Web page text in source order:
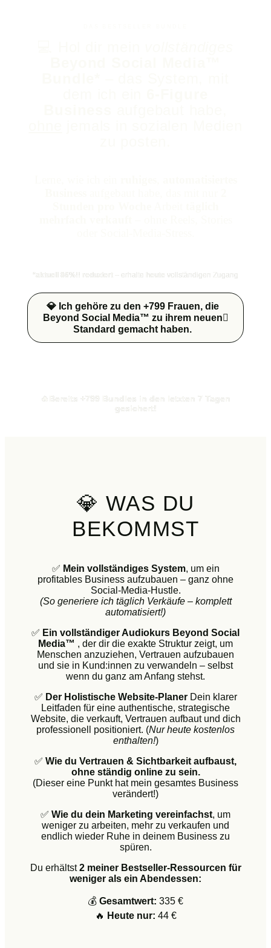
*aktuell 86%!! reduziert – erhalte heute vollständigen Zugang
💎 Ich gehöre zu den +799 Frauen, die
Beyond Social Media™ zu ihrem neuen
Standard gemacht haben.
🔥Bereits +799 Bundles in den letzten 7 Tagen
gesichert!
💎 WAS DU
BEKOMMST
✅ Mein vollständiges System, um ein
profitables Business aufzubauen – ganz ohne
Social-Media-Hustle.
(So generiere ich täglich Verkäufe – komplett
automatisiert!)
✅ Ein vollständiger Audiokurs Beyond Social
Media™ , der dir die exakte Struktur zeigt, um
Menschen anzuziehen, Vertrauen aufzubauen
und sie in Kund:innen zu verwandeln – selbst
wenn du ganz am Anfang stehst.
✅ Der Holistische Website-Planer Dein klarer
Leitfaden für eine authentische, strategische
Website, die verkauft, Vertrauen aufbaut und dich
professionell positioniert. (Nur heute kostenlos
enthalten!)
✅ Wie du Vertrauen & Sichtbarkeit aufbaust,
ohne ständig online zu sein.
(Dieser eine Punkt hat mein gesamtes Business
verändert!)
✅ Wie du dein Marketing vereinfachst, um
weniger zu arbeiten, mehr zu verkaufen und
endlich wieder Ruhe in deinem Business zu
spüren.
Du erhältst2 meiner Bestseller-Ressourcen für
weniger als ein Abendessen:
💰 Gesamtwert: 335 €
🔥 Heute nur: 44 €